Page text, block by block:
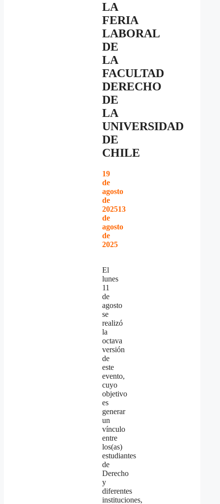
LA
FERIA
LABORAL
DE
LA
FACULTAD
DERECHO
DE
LA
UNIVERSIDAD
DE
CHILE
19
de
agosto
de
202513
de
agosto
de
2025
El
lunes
11
de
agosto
se
realizó
la
octava
versión
de
este
evento,
cuyo
objetivo
es
generar
un
vínculo
entre
los(as)
estudiantes
de
Derecho
y
diferentes
instituciones,